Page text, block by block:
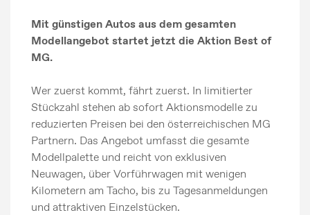
Mit günstigen Autos aus dem gesamten
Modellangebot startet jetzt die Aktion Best of
MG.
Wer zuerst kommt, fährt zuerst. In limitierter
Stückzahl stehen ab sofort Aktionsmodelle zu
reduzierten Preisen bei den österreichischen MG
Partnern. Das Angebot umfasst die gesamte
Modellpalette und reicht von exklusiven
Neuwagen, über Vorführwagen mit wenigen
Kilometern am Tacho, bis zu Tagesanmeldungen
und attraktiven Einzelstücken.